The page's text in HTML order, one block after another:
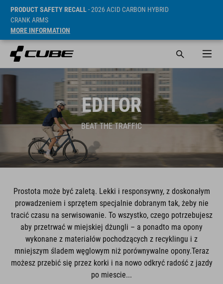
PRODUCT SAFETY RECALL- 2026 ACID CARBON HYBRID
CRANK ARMS
MORE INFORMATION
EDITOR
BEAT THE TRAFFIC
Prostota może być zaletą. Lekki i responsywny, z doskonałym
prowadzeniem i sprzętem specjalnie dobranym tak, żeby nie
tracić czasu na serwisowanie. To wszystko, czego potrzebujesz
aby przetrwać w miejskiej dżungli – a ponadto ma opony
wykonane z materiałów pochodzących z recyklingu i z
mniejszym śladem węglowym niż porównywalne opony.Teraz
możesz przebić się przez korki i na nowo odkryć radość z jazdy
po miescie...